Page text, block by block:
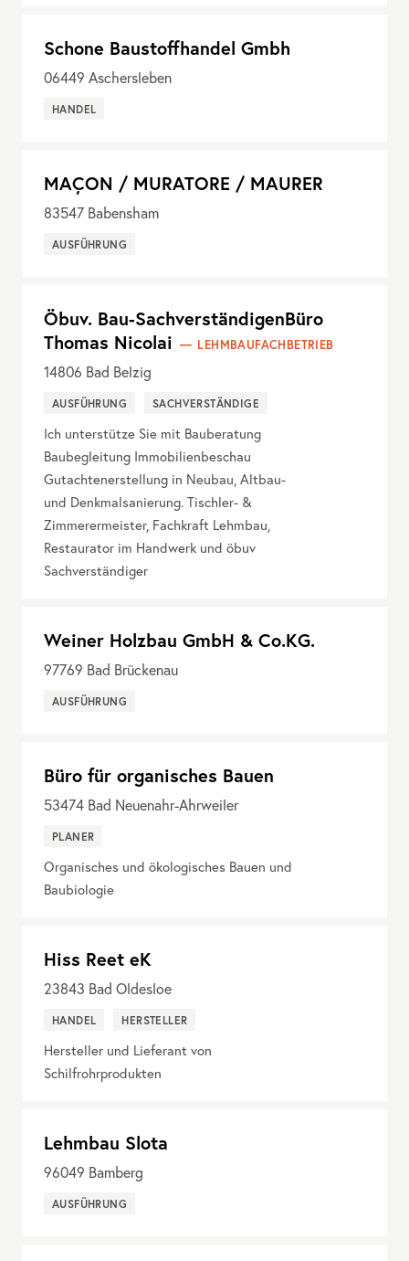
Schone Baustoffhandel Gmbh
06449 Aschersleben
HANDEL
MAÇON / MURATORE / MAURER
83547 Babensham
AUSFÜHRUNG
Öbuv. Bau-SachverständigenBüro
Thomas Nicolai
LEHMBAUFACHBETRIEB
14806 Bad Belzig
AUSFÜHRUNG SACHVERSTÄNDIGE
Ich unterstütze Sie mit Bauberatung
Baubegleitung Immobilienbeschau
Gutachtenerstellung in Neubau, Altbau-
und Denkmalsanierung. Tischler- &
Zimmerermeister, Fachkraft Lehmbau,
Restaurator im Handwerk und öbuv
Sachverständiger
Weiner Holzbau GmbH & Co.KG.
97769 Bad Brückenau
AUSFÜHRUNG
Büro für organisches Bauen
53474 Bad Neuenahr-Ahrweiler
PLANER
Organisches und ökologisches Bauen und
Baubiologie
Hiss Reet eK
23843 Bad Oldesloe
HANDEL HERSTELLER
Hersteller und Lieferant von
Schilfrohrprodukten
Lehmbau Slota
96049 Bamberg
AUSFÜHRUNG